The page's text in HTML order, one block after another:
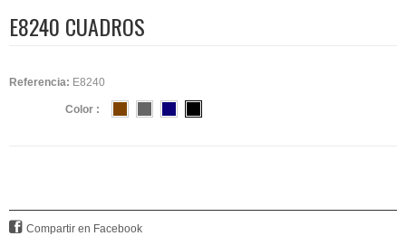
E8240 CUADROS
Referencia: E8240
Color :
Compartir en Facebook